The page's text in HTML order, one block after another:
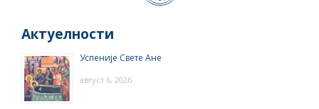
Актуелности
Успеније Свете Ане
август 6, 2026